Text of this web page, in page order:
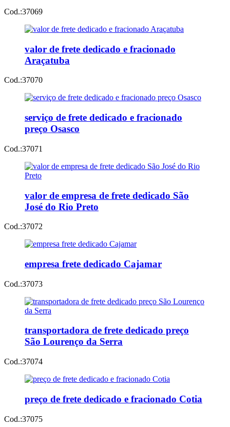
Cod.:37069
valor de frete dedicado e fracionado
Araçatuba
Cod.:37070
serviço de frete dedicado e fracionado
preço Osasco
Cod.:37071
valor de empresa de frete dedicado São
José do Rio Preto
Cod.:37072
empresa frete dedicado Cajamar
Cod.:37073
transportadora de frete dedicado preço
São Lourenço da Serra
Cod.:37074
preço de frete dedicado e fracionado Cotia
Cod.:37075